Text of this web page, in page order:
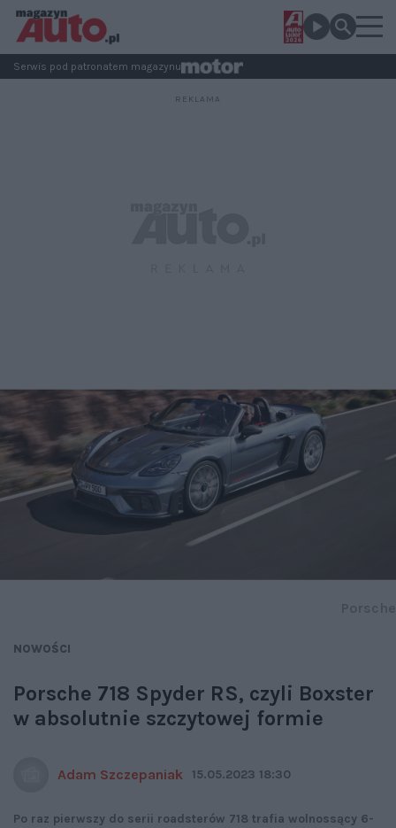
Serwis pod patronatem magazynu
NOWOŚCI
Porsche 718 Spyder RS, czyli Boxster
w absolutnie szczytowej formie
Adam Szczepaniak 15.05.2023 18:30
Po raz pierwszy do serii roadsterów 718 trafia wolnossący 6-